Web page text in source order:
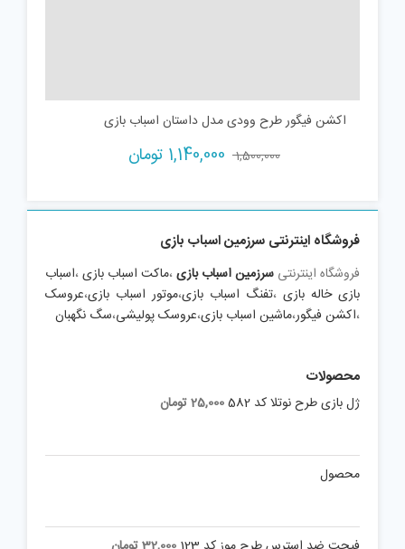
اکشن فیگور طرح وودی مدل داستان اسباب بازی
1,500,000
Original
1,500,000 تومان.
1,140,000 تومان
1,140,000 تومان.
فروشگاه اینترنتی سرزمین اسباب بازی
فروشگاه اینترنتی سرزمین اسباب بازی،ماکت اسباب بازی،اسباب
بازی خاله بازی ،تفنگ اسباب بازی،موتور اسباب بازی،عروسک
،اکشن فیگور،ماشین اسباب بازی،عروسک پولیشی،سگ نگهبان
محصولات
ژل بازی طرح نوتلا کد 582 25,000تومان
محصول